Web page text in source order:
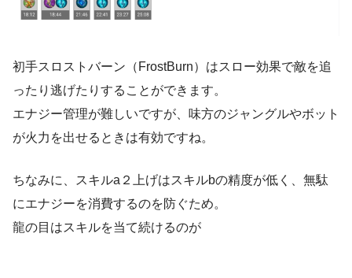
初手スロストバーン（FrostBurn）はスロー効果で敵を追
ったり逃げたりすることができます。
エナジー管理が難しいですが、味方のジャングルやボット
が火力を出せるときは有効ですね。
ちなみに、スキルa２上げはスキルbの精度が低く、無駄
にエナジーを消費するのを防ぐため。
龍の目はスキルを当て続けるのが